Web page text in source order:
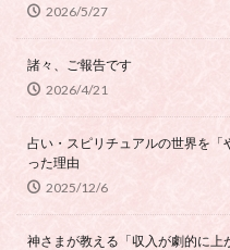
2026/5/27
諸々、ご報告です
2026/4/21
占い・スピリチュアルの世界を「
った理由
2025/12/6
神さまが教える「収入が劇的に上